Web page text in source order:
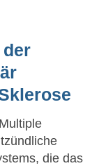
Multiple
die das